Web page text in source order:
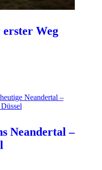
erster Weg
Neandertal –